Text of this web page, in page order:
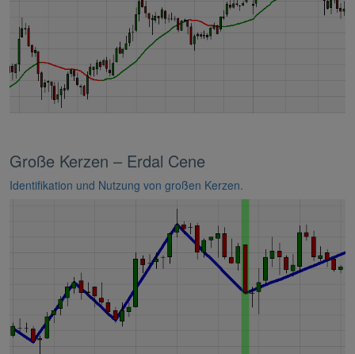
Große Kerzen – Erdal Cene
Identifikation und Nutzung von großen Kerzen.